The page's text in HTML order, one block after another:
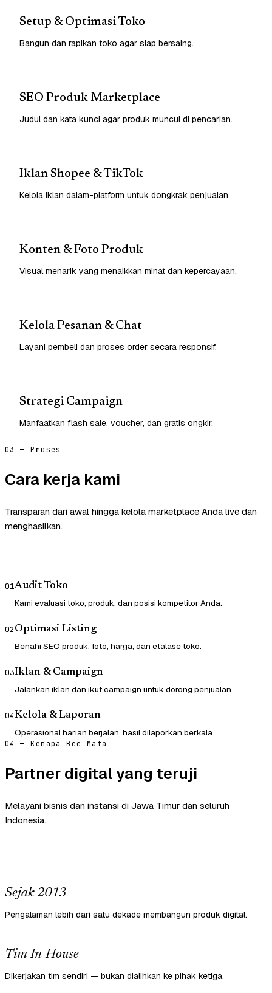
Setup & Optimasi Toko
Bangun dan rapikan toko agar siap bersaing.
SEO Produk Marketplace
Judul dan kata kunci agar produk muncul di pencarian.
Iklan Shopee & TikTok
Kelola iklan dalam-platform untuk dongkrak penjualan.
Konten & Foto Produk
Visual menarik yang menaikkan minat dan kepercayaan.
Kelola Pesanan & Chat
Layani pembeli dan proses order secara responsif.
Strategi Campaign
Manfaatkan flash sale, voucher, dan gratis ongkir.
03 — Proses
Cara kerja kami
Transparan dari awal hingga kelola marketplace Anda live dan
menghasilkan.
01Audit Toko
Kami evaluasi toko, produk, dan posisi kompetitor Anda.
02Optimasi Listing
Benahi SEO produk, foto, harga, dan etalase toko.
03Iklan & Campaign
Jalankan iklan dan ikut campaign untuk dorong penjualan.
04Kelola & Laporan
Operasional harian berjalan, hasil dilaporkan berkala.
04 — Kenapa Bee Mata
Partner digital yang teruji
Melayani bisnis dan instansi di Jawa Timur dan seluruh
Indonesia.
Sejak 2013
Pengalaman lebih dari satu dekade membangun produk digital.
Tim In-House
Dikerjakan tim sendiri — bukan dialihkan ke pihak ketiga.